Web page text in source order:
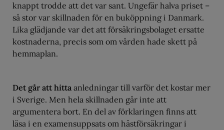
knappt trodde att det var sant. Ungefär halva priset –
så stor var skillnaden för en buköppning i Danmark.
Lika glädjande var det att försäkringsbolaget ersatte
kostnaderna, precis som om vården hade skett på
hemmaplan.
Det går att hitta anledningar till varför det kostar mer
i Sverige. Men hela skillnaden går inte att
argumentera bort. En del av förklaringen finns att
läsa i en examensuppsats om hästförsäkringar i